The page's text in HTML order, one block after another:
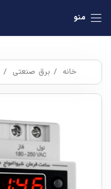
منو
خانه برق صنعتی